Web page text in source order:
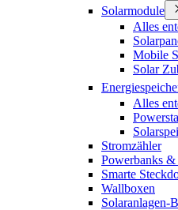
Solarmodule
Alles
Mobile
Solar
Alles
Stromzähler
Powerbanks &
Smarte
Wallboxen
Solaranlagen-